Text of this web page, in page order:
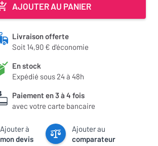
AJOUTER AU PANIER
Livraison offerte
Soit 14,90 € d'économie
En stock
Expédié sous 24 à 48h
Paiement en 3 à 4 fois
avec votre carte bancaire
Ajouter à
mon devis
Ajouter au
comparateur